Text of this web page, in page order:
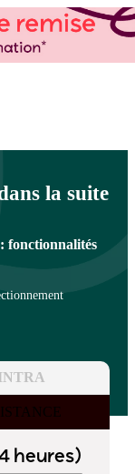
et en régions
la suite
fonctionnalités
heures)